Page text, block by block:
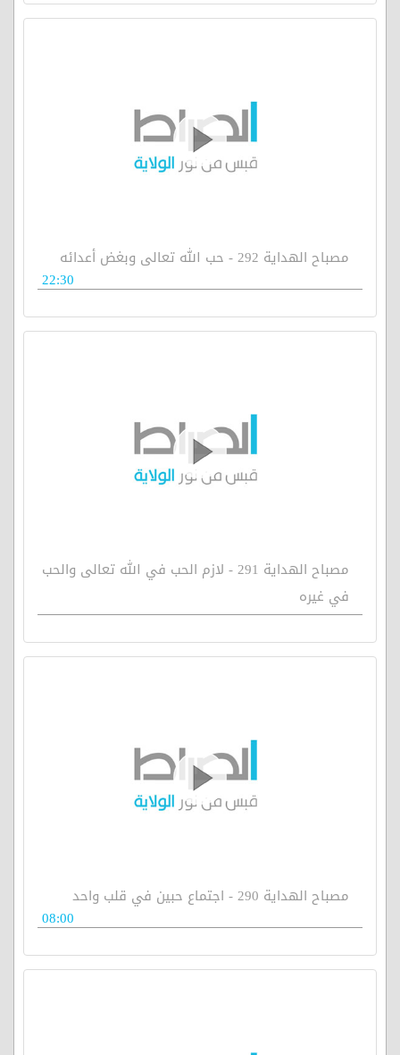
مصباح الهداية 292 - حب الله تعالى وبغض أعدائه
22:30
مصباح الهداية 291 - لازم الحب في الله تعالى والحب
في غيره
مصباح الهداية 290 - اجتماع حبين في قلب واحد
08:00